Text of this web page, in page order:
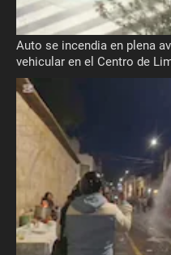
Auto se incendia en plena
vehicular en el Centro de